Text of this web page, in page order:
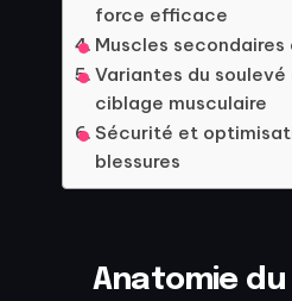
force efficace
Muscles
Variantes du
ciblage musculaire
Sécurité et
blessures
Anatomie